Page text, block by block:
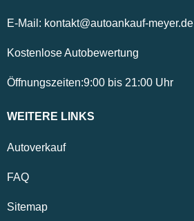
E-Mail: kontakt@autoankauf-meyer.de
Kostenlose Autobewertung
Öffnungszeiten:9:00 bis 21:00 Uhr
WEITERE LINKS
Autoverkauf
FAQ
Sitemap